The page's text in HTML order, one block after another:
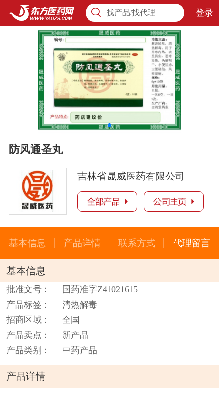
找产品/找代理 登录
防风通圣丸
吉林省晟威医药有限公司
基本信息 产品详情 联系方式 代理留言
基本信息
批准文号：
国药准字Z41021615
产品标签：
清热解毒
招商区域：
全国
产品卖点：
新产品
产品类别：
中药产品
产品详情